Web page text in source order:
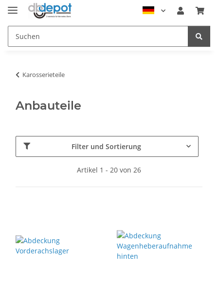
Karosserieteile
Anbauteile
Filter und Sortierung
Artikel 1 - 20 von 26